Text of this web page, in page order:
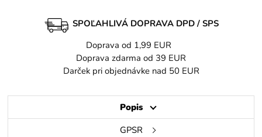
SPOĽAHLIVÁ DOPRAVA DPD / SPS
Doprava od 1,99 EUR
Doprava zdarma od 39 EUR
Darček pri objednávke nad 50 EUR
Popis
GPSR